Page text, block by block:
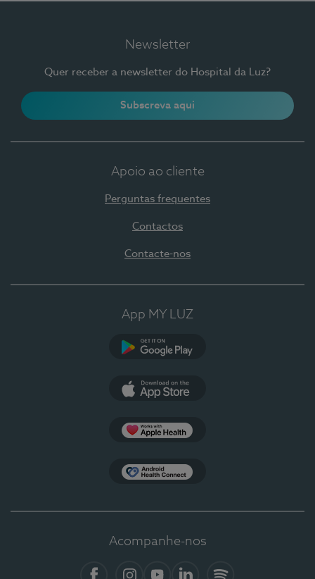
Newsletter
Quer receber a newsletter do Hospital da Luz?
Subscreva aqui
Apoio ao cliente
Perguntas frequentes
Contactos
Contacte-nos
App MY LUZ
Acompanhe-nos